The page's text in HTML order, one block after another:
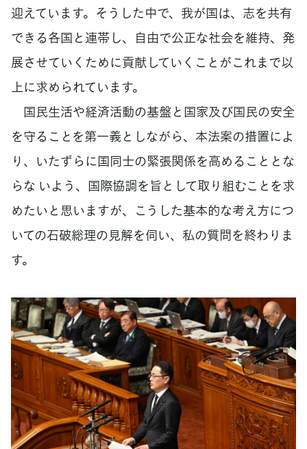
迎えています。そうした中で、我が国は、志を共有
できる各国と連帯し、自由で公正な社会を維持、発
展させていくために貢献していくことがこれまで以
上に求められています。
国民生活や経済活動の基盤と国家及び国民の安全
を守ることを第一義としながら、本法案の措置によ
り、いたずらに国同士の緊張関係を高めることとな
らな いよう、国際協調を旨として取り組むことを求
めたいと思いますが、こうした基本的な考え方につ
いての石破総理の見解を伺い、私の質問を終わりま
す。